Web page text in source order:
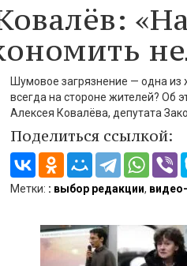
Шумовое загрязнение — одна из
всегда на стороне жителей? Об
Алексея Ковалёва, депутата
Поделиться ссылкой:
Метки: : выбор редакции,